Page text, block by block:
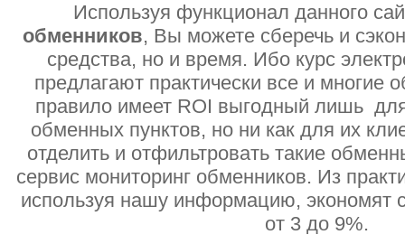
Используя функционал данного
обменников, Вы можете сберечь и
средства, но и время. Ибо курс
предлагают практически все и многие
правило имеет ROI выгодный лишь
обменных пунктов, но ни как для их
отделить и отфильтровать такие
сервис мониторинг обменников. Из
используя нашу информацию, экономят
от 3 до 9%.